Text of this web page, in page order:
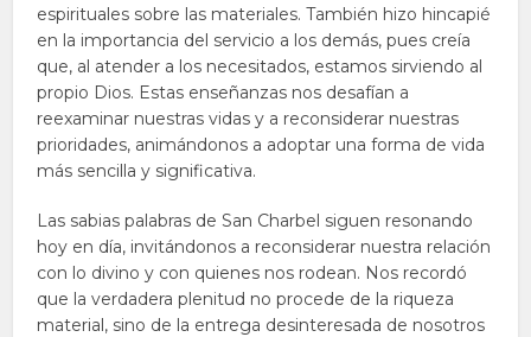
espirituales sobre las materiales. También hizo hincapié
en la importancia del servicio a los demás, pues creía
que, al atender a los necesitados, estamos sirviendo al
propio Dios. Estas enseñanzas nos desafían a
reexaminar nuestras vidas y a reconsiderar nuestras
prioridades, animándonos a adoptar una forma de vida
más sencilla y significativa.
Las sabias palabras de San Charbel siguen resonando
hoy en día, invitándonos a reconsiderar nuestra relación
con lo divino y con quienes nos rodean. Nos recordó
que la verdadera plenitud no procede de la riqueza
material, sino de la entrega desinteresada de nosotros